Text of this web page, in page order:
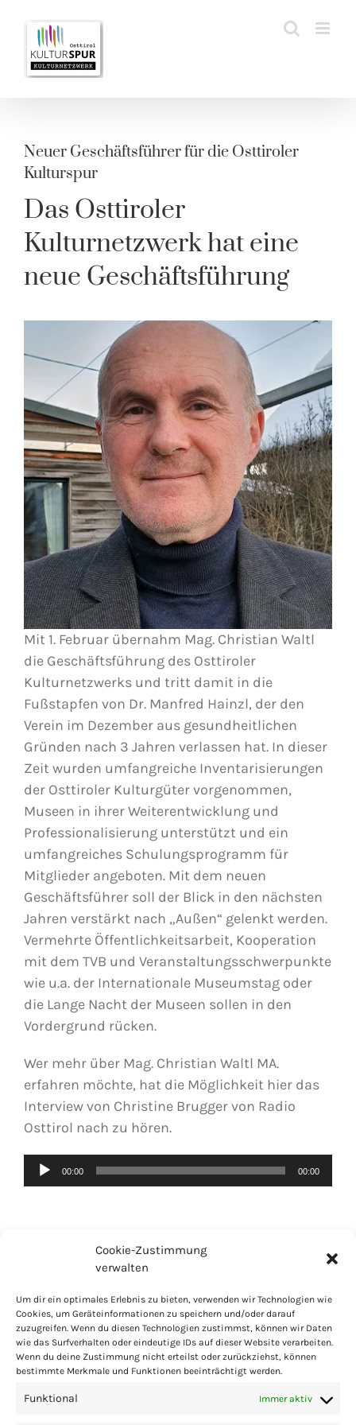
Cookie-Zustimmung
verwalten
Um dir ein optimales Erlebnis zu bieten, verwenden wir Technologien wie
Cookies, um Geräteinformationen zu speichern und/oder darauf
zuzugreifen. Wenn du diesen Technologien zustimmst, können wir Daten
wie das Surfverhalten oder eindeutige IDs auf dieser Website verarbeiten.
Wenn du deine Zustimmung nicht erteilst oder zurückziehst, können
bestimmte Merkmale und Funktionen beeinträchtigt werden.
Funktional Immer aktiv
Inhalt
springen
Neuer Geschäftsführer für die Osttiroler
Kulturspur
Das Osttiroler
Kulturnetzwerk hat eine
neue Geschäftsführung
Mit 1. Februar übernahm Mag. Christian Waltl
die Geschäftsführung des Osttiroler
Kulturnetzwerks und tritt damit in die
Fußstapfen von Dr. Manfred Hainzl, der den
Verein im Dezember aus gesundheitlichen
Gründen nach 3 Jahren verlassen hat. In dieser
Zeitwurden umfangreiche Inventarisierungen
der Osttiroler Kulturgüter vorgenommen,
Museen in ihrer Weiterentwicklung und
Professionalisierung unterstützt und ein
umfangreiches Schulungsprogramm für
Mitglieder angeboten. Mit dem neuen
Geschäftsführer soll der Blick in den nächsten
Jahren verstärkt nach „Außen“ gelenkt werden.
Vermehrte Öffentlichkeitsarbeit, Kooperation
mit dem TVB und Veranstaltungsschwerpunkte
wie u.a. der Internationale Museumstag oder
die Lange Nacht der Museen sollen in den
Vordergrund rücken.
Wer mehr über Mag. Christian Waltl MA.
erfahren möchte, hat die Möglichkeit hier das
Interview von Christine Brugger von Radio
Osttirol nach zu hören.
Audio-
Player
00:00 00:00
PARTNER LINKS IMPRESSUM
COOKIES
DATENSCHUTZ
PRESSE